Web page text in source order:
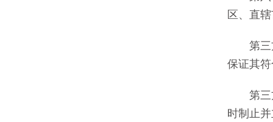
区、直
第三方
保证其
第三方
时制止